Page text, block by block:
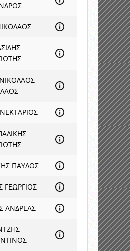
ΠΑΥΛΟΣ
ΓΕΩΡΓΙΟΣ
ΑΝΔΡΕΑΣ